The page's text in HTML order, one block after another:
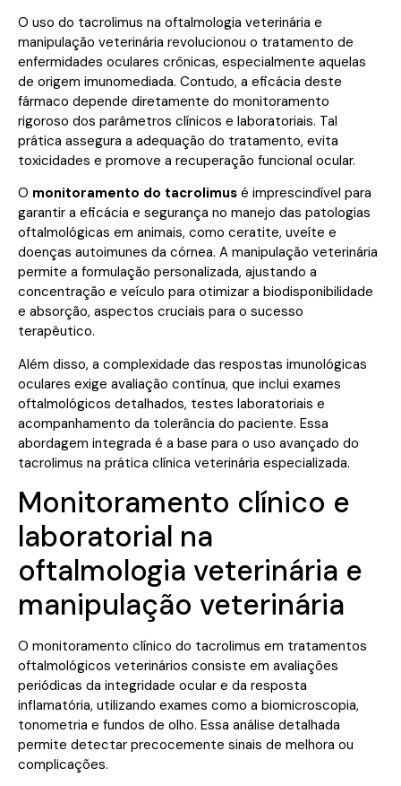
O uso do tacrolimus na oftalmologia veterinária e
manipulação veterinária revolucionou o tratamento de
enfermidades oculares crônicas, especialmente aquelas
de origem imunomediada. Contudo, a eficácia deste
fármaco depende diretamente do monitoramento
rigoroso dos parâmetros clínicos e laboratoriais. Tal
prática assegura a adequação do tratamento, evita
toxicidades e promove a recuperação funcional ocular.
O monitoramento do tacrolimus é imprescindível para
garantir a eficácia e segurança no manejo das patologias
oftalmológicas em animais, como ceratite, uveíte e
doenças autoimunes da córnea. A manipulação veterinária
permite a formulação personalizada, ajustando a
concentração e veículo para otimizar a biodisponibilidade
e absorção, aspectos cruciais para o sucesso
terapêutico.
Além disso, a complexidade das respostas imunológicas
oculares exige avaliação contínua, que inclui exames
oftalmológicos detalhados, testes laboratoriais e
acompanhamento da tolerância do paciente. Essa
abordagem integrada é a base para o uso avançado do
tacrolimus na prática clínica veterinária especializada.
Monitoramento clínico e
laboratorial na
oftalmologia veterinária e
manipulação veterinária
O monitoramento clínico do tacrolimus em tratamentos
oftalmológicos veterinários consiste em avaliações
periódicas da integridade ocular e da resposta
inflamatória, utilizando exames como a biomicroscopia,
tonometria e fundos de olho. Essa análise detalhada
permite detectar precocemente sinais de melhora ou
complicações.